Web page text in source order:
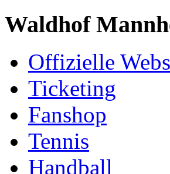
Waldhof
Offizielle
Ticketing
Fanshop
Tennis
Handball